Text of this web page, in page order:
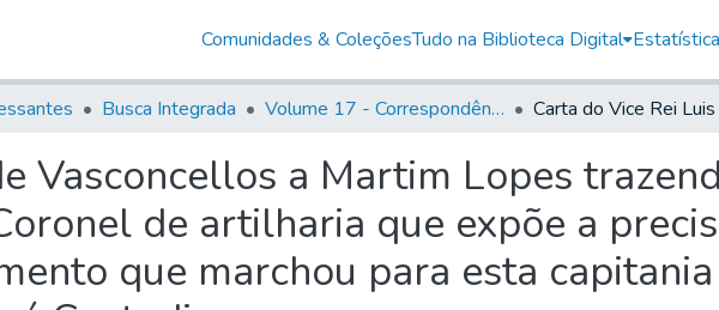
Comunidades & ColeçõesTudo na Biblioteca Digital
Busca Integrada Volume 17 - Correspondência do Vice-Rei, de Martim Lopes Lobo e outros (1775- 9)
Vasconcellos a Martim Lopes
de artilharia que expõe a
que marchou para esta